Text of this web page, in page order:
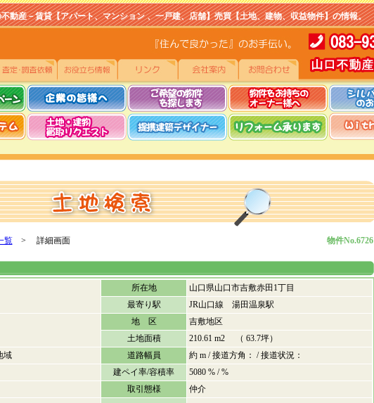
賃貸【アパート、マンション 、一戸建、店舗】売買【土地、建物、収益物件】の情報。
覧> 詳細画面 物件No.6726
所在地
山口県山口市吉敷赤田1丁目
最寄り駅
JR山口線 湯田温泉駅
地 区
吉敷地区
土地面積
210.61 m2 （ 63.7坪）
域 道路幅員
約 m / 接道方角： / 接道状況：
建ペイ率/容積率
5080 % / %
取引態様
仲介